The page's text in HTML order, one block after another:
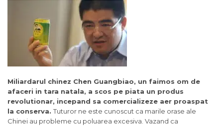
Miliardarul chinez Chen Guangbiao, un faimos om de
afaceri in tara natala, a scos pe piata un produs
revolutionar, incepand sa comercializeze aer proaspat
la conserva.Tuturor ne este cunoscut ca marile orase ale
Chinei au probleme cu poluarea excesiva. Vazand ca